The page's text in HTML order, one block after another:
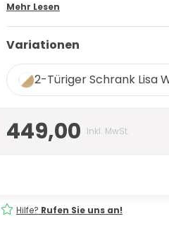
Mehr Lesen
Variationen
2-Türiger Schrank Lisa
449,00 Inkl. MwSt.
Hilfe? Rufen Sie uns an!